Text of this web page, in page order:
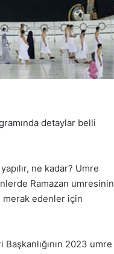
detaylar belli
ne kadar? Umre
Ramazan umresinin
merak edenler için
2023 umre